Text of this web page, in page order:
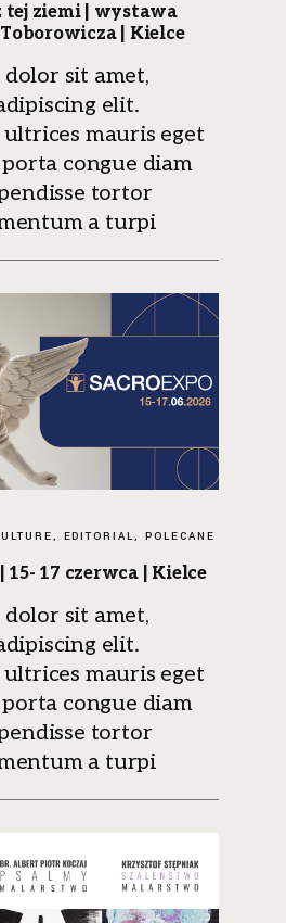
tej ziemi | wystawa
| Kielce
sit amet,
elit.
mauris eget
congue diam
tortor
a turpi
EDITORIAL POLECANE
15- 17 czerwca | Kielce
sit amet,
elit.
mauris eget
congue diam
tortor
a turpi